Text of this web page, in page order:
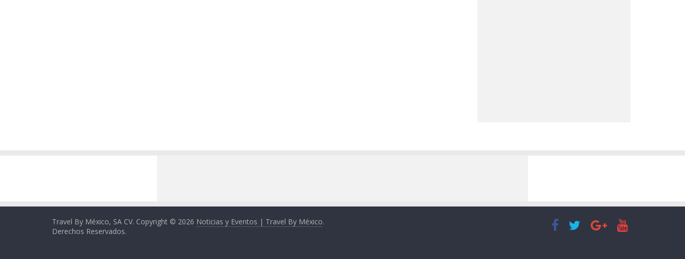
Travel By México, SA CV. Copyright © 2026 Noticias y Eventos | Travel By México.
Derechos Reservados.